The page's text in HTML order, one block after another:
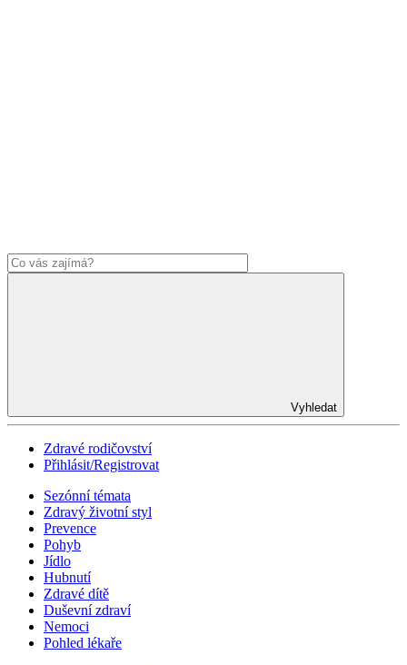
Vyhledat
Zdravé rodičovství
Přihlásit/Registrovat
Sezónní témata
Zdravý životní styl
Prevence
Pohyb
Jídlo
Hubnutí
Zdravé dítě
Duševní zdraví
Nemoci
Pohled lékaře